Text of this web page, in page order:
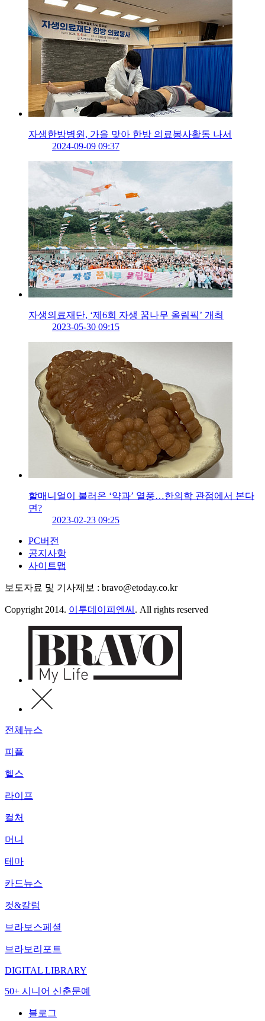
자생한방병원, 가을 맞아 한방 의료봉사활동 나서
2024-09-09 09:37
자생의료재단, ‘제6회 자생 꿈나무 올림픽’ 개최
2023-05-30 09:15
할매니얼이 불러온 ‘약과’ 열풍…한의학 관점에서 본다
면?
2023-02-23 09:25
PC버전
공지사항
사이트맵
보도자료 및 기사제보 : bravo@etoday.co.kr
Copyright 2014. 이투데이피엔씨 . All rights reserved
전체뉴스
피플
헬스
라이프
컬처
머니
테마
카드뉴스
컷&칼럼
브라보스페셜
브라보리포트
DIGITAL LIBRARY
50+ 시니어 신춘문예
블로그